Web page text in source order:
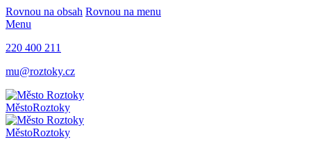
Rovnou na obsah Rovnou na menu
Menu
220 400 211
mu@roztoky.cz
MěstoRoztoky
MěstoRoztoky